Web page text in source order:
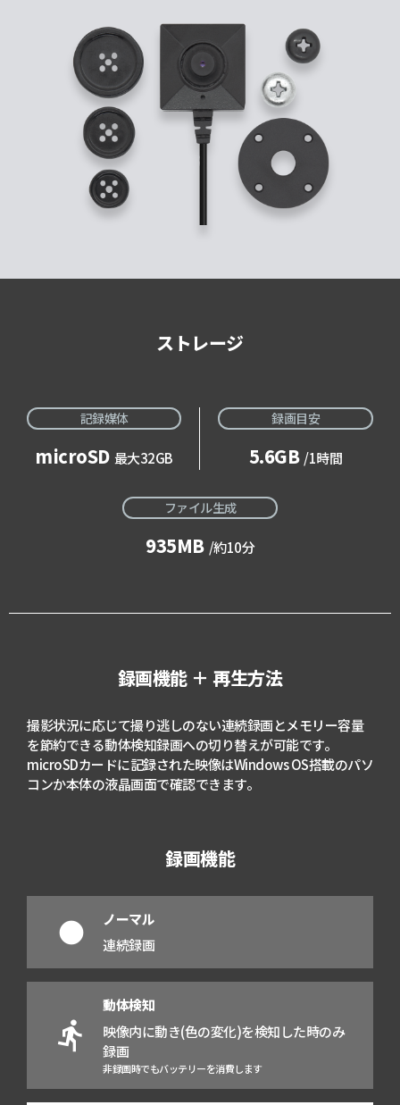
ストレージ
記録媒体
microSD 最大32GB
録画目安
5.6GB /1時間
ファイル生成
935MB /約10分
録画機能 ＋ 再生方法
撮影状況に応じて撮り逃しのない連続録画とメモリー容量
を節約できる動体検知録画への切り替えが可能です。
microSDカードに記録された映像はWindows OS搭載のパソ
コンか本体の液晶画面で確認できます。
録画機能
fiber_manual_record
ノーマル
連続録画
directions_run
動体検知
映像内に動き(色の変化)を検知した時のみ
録画
非録画時でもバッテリーを消費します